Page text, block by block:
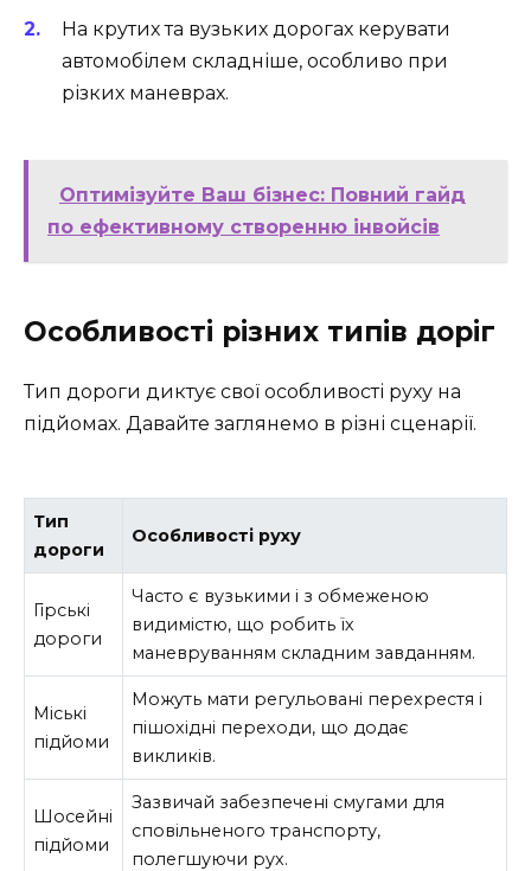
На крутих та вузьких дорогах керувати
автомобілем складніше, особливо при
різких маневрах.
Оптимізуйте Ваш бізнес: Повний гайд
по ефективному створенню інвойсів
Особливості різних типів доріг
Тип дороги диктує свої особливості руху на
підйомах. Давайте заглянемо в різні сценарії.
Тип
дороги
Особливості руху
Гірські
дороги
Часто є вузькими і з обмеженою
видимістю, що робить їх
маневруванням складним завданням.
Міські
підйоми
Можуть мати регульовані перехрестя і
пішохідні переходи, що додає
викликів.
Шосейні
підйоми
Зазвичай забезпечені смугами для
сповільненого транспорту,
полегшуючи рух.